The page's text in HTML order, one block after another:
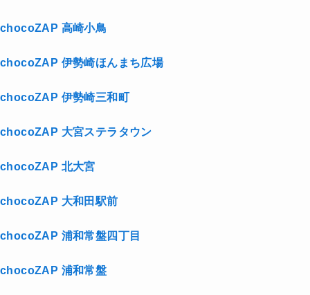
chocoZAP 高崎小鳥
chocoZAP 伊勢崎ほんまち広場
chocoZAP 伊勢崎三和町
chocoZAP 大宮ステラタウン
chocoZAP 北大宮
chocoZAP 大和田駅前
chocoZAP 浦和常盤四丁目
chocoZAP 浦和常盤